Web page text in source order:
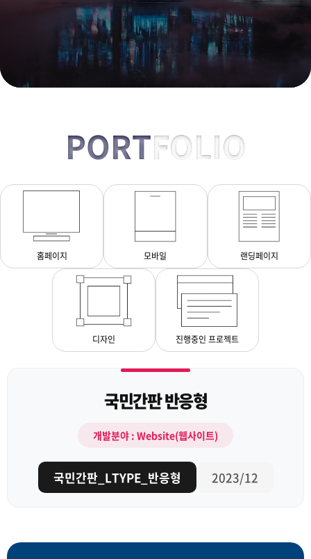
PORTFOLIO
홈페이지 모바일 랜딩페이지
디자인 진행중인 프로젝트
국민간판 반응형
개발분야 : Website(웹사이트)
국민간판_LTYPE_반응형 2023/12